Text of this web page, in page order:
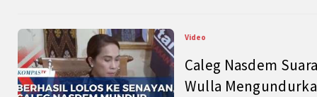
Video
Caleg Nasdem
Wulla